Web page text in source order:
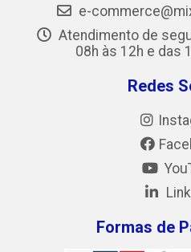
e-
Atendimento de
08h às 12h e das
Redes
Formas de